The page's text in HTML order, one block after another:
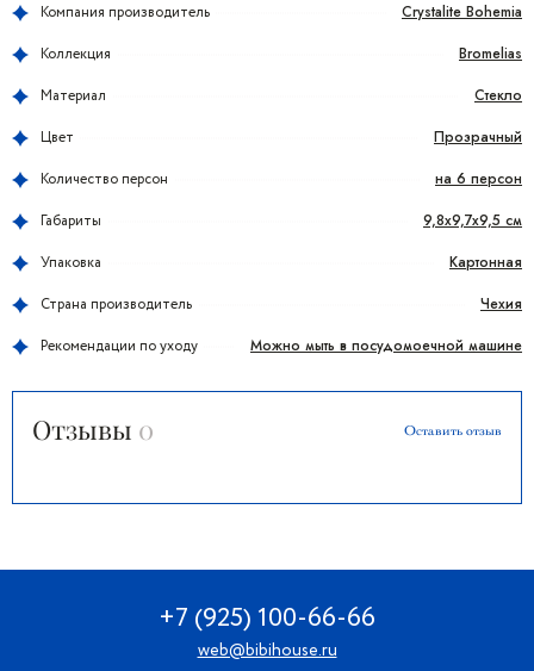
Компания производитель Crystalite Bohemia
Коллекция Bromelias
Материал Стекло
Цвет Прозрачный
Количество персон на 6 персон
Габариты 9,8x9,7x9,5 см
Упаковка Картонная
Страна производитель Чехия
Рекомендации по уходу Можно мыть в посудомоечной машине
Отзывы 0 Оставить отзыв
+7 (925) 100-66-66
web@bibihouse.ru